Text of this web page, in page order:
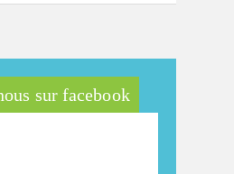
sur facebook